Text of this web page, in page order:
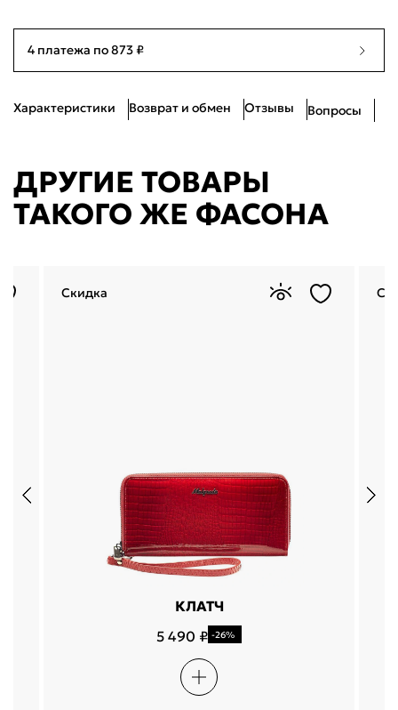
4 платежа по 873 ₽
Характеристики Возврат и обмен Отзывы Вопросы
ДРУГИЕ ТОВАРЫ
ТАКОГО ЖЕ ФАСОНА
КЛАТЧ
5 490 ₽ -26%
Скидка
Войти по электронной почте
Проблемы со входом?